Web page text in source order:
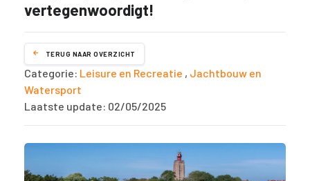
vertegenwoordigt!
TERUG NAAR OVERZICHT
Categorie: Leisure en Recreatie , Jachtbouw en
Watersport
Laatste update: 02/05/2025